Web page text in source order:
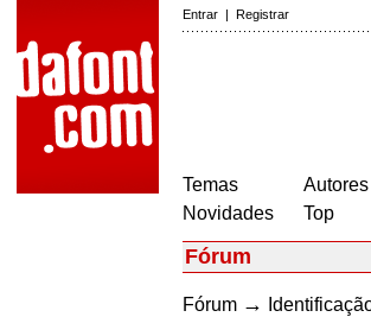
Entrar | Registrar
Temas
Novidades
Autores
Top
Fórum
Fórum →